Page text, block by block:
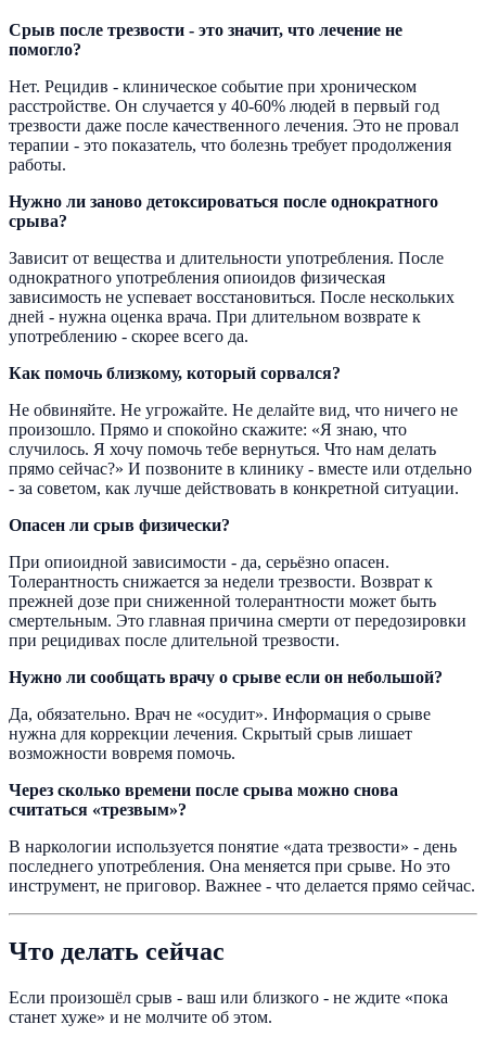
Срыв после трезвости - это значит, что лечение не
помогло?
Нет. Рецидив - клиническое событие при хроническом
расстройстве. Он случается у 40-60% людей в первый год
трезвости даже после качественного лечения. Это не провал
терапии - это показатель, что болезнь требует продолжения
работы.
Нужно ли заново детоксироваться после однократного
срыва?
Зависит от вещества и длительности употребления. После
однократного употребления опиоидов физическая
зависимость не успевает восстановиться. После нескольких
дней - нужна оценка врача. При длительном возврате к
употреблению - скорее всего да.
Как помочь близкому, который сорвался?
Не обвиняйте. Не угрожайте. Не делайте вид, что ничего не
произошло. Прямо и спокойно скажите: «Я знаю, что
случилось. Я хочу помочь тебе вернуться. Что нам делать
прямо сейчас?» И позвоните в клинику - вместе или отдельно
- за советом, как лучше действовать в конкретной ситуации.
Опасен ли срыв физически?
При опиоидной зависимости - да, серьёзно опасен.
Толерантность снижается за недели трезвости. Возврат к
прежней дозе при сниженной толерантности может быть
смертельным. Это главная причина смерти от передозировки
при рецидивах после длительной трезвости.
Нужно ли сообщать врачу о срыве если он небольшой?
Да, обязательно. Врач не «осудит». Информация о срыве
нужна для коррекции лечения. Скрытый срыв лишает
возможности вовремя помочь.
Через сколько времени после срыва можно снова
считаться «трезвым»?
В наркологии используется понятие «дата трезвости» - день
последнего употребления. Она меняется при срыве. Но это
инструмент, не приговор. Важнее - что делается прямо сейчас.
Что делать сейчас
Если произошёл срыв - ваш или близкого - не ждите «пока
станет хуже» и не молчите об этом.